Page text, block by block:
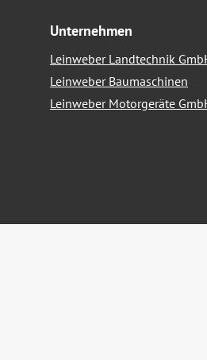
Unternehmen
Leinweber Landtechnik
Leinweber Baumaschinen
Leinweber Motorgeräte